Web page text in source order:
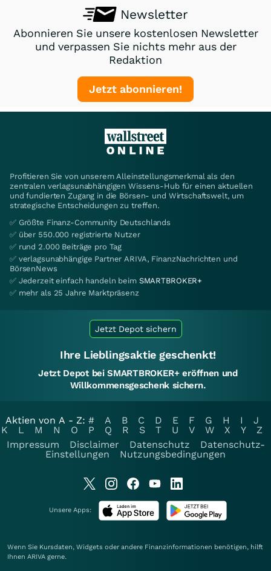
Newsletter
Abonnieren Sie unsere kostenlosen Newsletter
und verpassen Sie nichts mehr aus der
Redaktion
Jetzt abonnieren!
Profitieren Sie von unserem Alleinstellungsmerkmal als den
zentralen verlagsunabhängigen Wissens-Hub für einen aktuellen
und fundierten Zugang in die Börsen- und Wirtschaftswelt, um
strategische Entscheidungen zu treffen.
✅ Größte Finanz-Community Deutschlands
✅ über 550.000 registrierte Nutzer
✅ rund 2.000 Beiträge pro Tag
✅ verlagsunabhängige Partner ARIVA, FinanzNachrichten und
BörsenNews
✅ Jederzeit einfach handeln beim SMARTBROKER+
✅ mehr als 25 Jahre Marktpräsenz
Jetzt Depot sichern
Ihre Lieblingsaktie geschenkt!
Jetzt Depot bei SMARTBROKER+ eröffnen und
Willkommensgeschenk sichern.
Aktien von A - Z: # A B C D E F G H I
J
K
L M N O P Q R S T U V W X Y
Z
Impressum
Disclaimer Datenschutz
Datenschutz-
Einstellungen
Nutzungsbedingungen
Unsere Apps:
Wenn Sie Kursdaten, Widgets oder andere Finanzinformationen benötigen, hilft
Ihnen ARIVA gerne.